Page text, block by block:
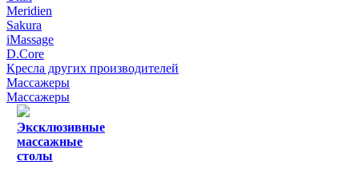
Meridien
Sakura
iMassage
D.Core
Кресла других производителей
Массажеры
Массажеры
Эксклюзивные
массажные
столы